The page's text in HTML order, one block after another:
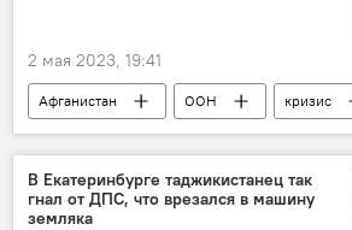
2 мая 2023, 19:41
Афганистан ООН
кризис
Мир
Общество
В Екатеринбурге таджикистанец так
гнал от ДПС, что врезался в машину
земляка